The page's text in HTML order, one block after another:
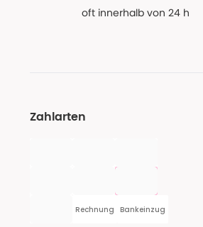
oft innerhalb von 24 h
Zahlarten
Rechnung Bankeinzug